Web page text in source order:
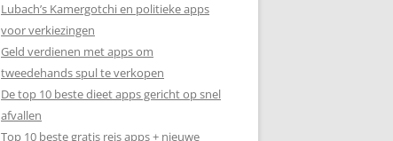
Lubach’s Kamergotchi en politieke apps
voor verkiezingen
Geld verdienen met apps om
tweedehands spul te verkopen
De top 10 beste dieet apps gericht op snel
afvallen
Top 10 beste gratis reis apps + nieuwe